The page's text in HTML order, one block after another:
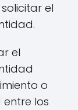
el
el
o
los